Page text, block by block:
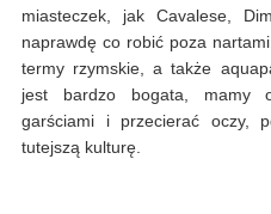
miasteczek, jak Cavalese,
naprawdę co robić poza
termy rzymskie, a także
jest bardzo bogata, mamy
garściami i przecierać oczy,
tutejszą kulturę.